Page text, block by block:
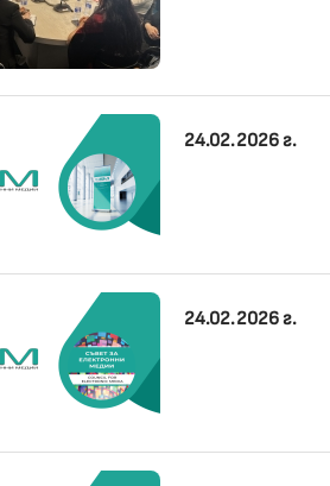
24.02.2026 г.
24.02.2026 г.